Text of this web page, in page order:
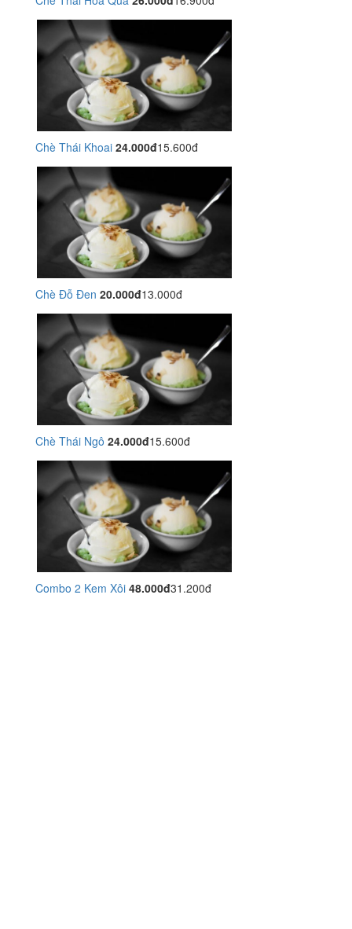
Chè Thái Khoai 24.000đ15.600đ
Chè Đỗ Đen 20.000đ13.000đ
Chè Thái Ngô 24.000đ15.600đ
Combo 2 Kem Xôi 48.000đ31.200đ